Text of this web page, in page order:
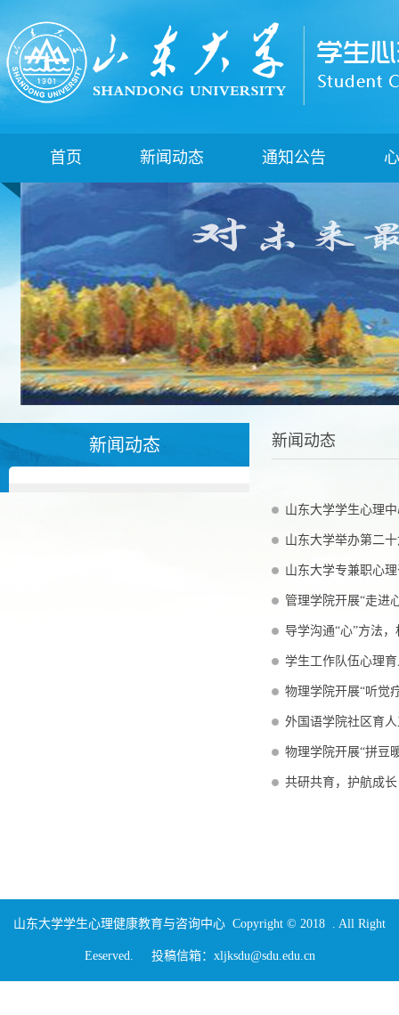
首页 新闻动态 通知公告
新闻动态 新闻动态
山东大学学生心理
山东大学举办第二
山东大学专兼职心
管理学院开展“走
导学沟通“心”方法
学生工作队伍心理
物理学院开展“听觉
外国语学院社区育
物理学院开展“拼豆
共研共育，护航成
山东大学学生心理健康教育与咨询中心 Copyright © 2018 . All Right
Eeserved. 投稿信箱：xljksdu@sdu.edu.cn